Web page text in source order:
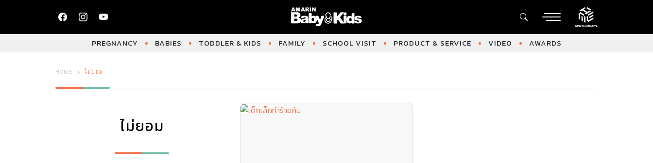
PREGNANCY BABIES TODDLER & KIDS FAMILY SCHOOL VISIT PRODUCT & SERVICE VIDEO AWARDS
HOME ไม่ยอม
ไม่ยอม